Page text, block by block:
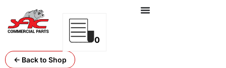
0
← Back to Shop